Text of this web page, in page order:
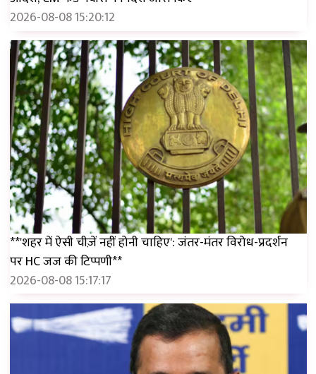
2026-08-08 15:20:12
**'शहर में ऐसी चीज़ें नहीं होनी चाहिए': जंतर-मंतर विरोध-प्रदर्शन
पर HC जज की टिप्पणी**
2026-08-08 15:17:17